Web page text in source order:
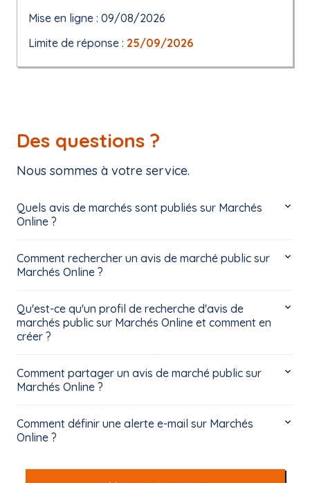
Mise en ligne : 09/08/2026
Limite de réponse : 25/09/2026
Des questions ?
Nous sommes à votre service.
Quels avis de marchés sont publiés sur Marchés
Online ?
Comment rechercher un avis de marché public sur
Marchés Online ?
Qu'est-ce qu'un profil de recherche d'avis de
marchés public sur Marchés Online et comment en
créer ?
Comment partager un avis de marché public sur
Marchés Online ?
Comment définir une alerte e-mail sur Marchés
Online ?